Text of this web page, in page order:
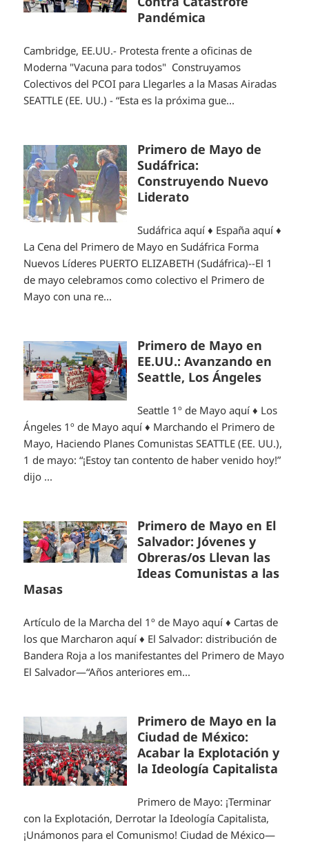
Pandémica
Cambridge, EE.UU.- Protesta frente a oficinas de
Moderna "Vacuna para todos" Construyamos
Colectivos del PCOI para Llegarles a la Masas Airadas
SEATTLE (EE. UU.) - “Esta es la próxima gue...
Primero de Mayo de
Sudáfrica:
Construyendo Nuevo
Liderato
Sudáfrica aquí ♦ España aquí ♦
La Cena del Primero de Mayo en Sudáfrica Forma
Nuevos Líderes PUERTO ELIZABETH (Sudáfrica)--El 1
de mayo celebramos como colectivo el Primero de
Mayo con una re...
Primero de Mayo en
EE.UU.: Avanzando en
Seattle, Los Ángeles
Seattle 1º de Mayo aquí ♦ Los
Ángeles 1º de Mayo aquí ♦ Marchando el Primero de
Mayo, Haciendo Planes Comunistas SEATTLE (EE. UU.),
1 de mayo: “¡Estoy tan contento de haber venido hoy!”
dijo ...
Primero de Mayo en El
Salvador: Jóvenes y
Obreras/os Llevan las
Ideas Comunistas a las
Masas
Artículo de la Marcha del 1º de Mayo aquí ♦ Cartas de
los que Marcharon aquí ♦ El Salvador: distribución de
Bandera Roja a los manifestantes del Primero de Mayo
El Salvador—“Años anteriores em...
Primero de Mayo en la
Ciudad de México:
Acabar la Explotación y
la Ideología Capitalista
Primero de Mayo: ¡Terminar
con la Explotación, Derrotar la Ideología Capitalista,
¡Unámonos para el Comunismo! Ciudad de México—